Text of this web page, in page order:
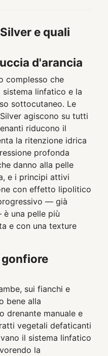
e quali
d'arancia
complesso che
linfatico e la
sottocutaneo. Le
agiscono su tutti
riducono il
la ritenzione idrica
profonda
danno alla pelle
e i principi attivi
con effetto lipolitico
— già
una pelle più
e con una texture
sui fianchi e
bene alla
drenante manuale e
vegetali defaticanti
il sistema linfatico
la